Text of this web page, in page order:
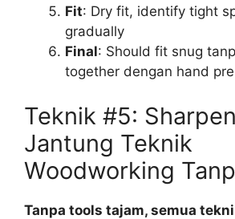
Fit: Dry fit, identify tight
gradually
Final: Should fit snug
together dengan hand
Teknik #5:
Jantung Teknik
Woodworking
Tanpa tools tajam, semua